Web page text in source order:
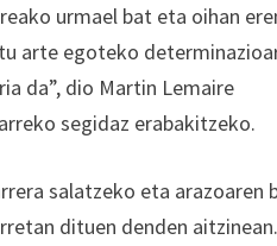
urmael bat eta oihan
arte egoteko
da”, dio Martin Lemaire
segidaz erabakitzeko.
salatzeko eta arazoaren
dituen denden aitzinean.